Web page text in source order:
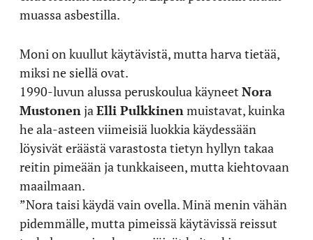
muassa asbestilla.
Moni on kuullut käytävistä, mutta harva tietää,
miksi ne siellä ovat.
1990-luvun alussa peruskoulua käyneet Nora
Mustonen ja Elli Pulkkinen muistavat, kuinka
he ala-asteen viimeisiä luokkia käydessään
löysivät eräästä varastosta tietyn hyllyn takaa
reitin pimeään ja tunkkaiseen, mutta kiehtovaan
maailmaan.
”Nora taisi käydä vain ovella. Minä menin vähän
pidemmälle, mutta pimeissä käytävissä reissut